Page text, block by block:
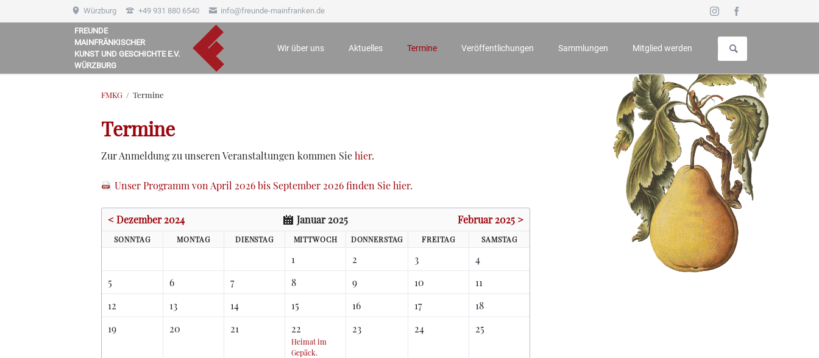
Würzburg +49 931 880 6540 info@freunde-mainfranken.de
FREUNDE
MAINFRÄNKISCHER
KUNST UND GESCHICHTE E.V.
WÜRZBURG
überspringen
Wir über uns Aktuelles Termine Veröffentlichungen
Mainfränkisches Jahrbuch für Geschichte und Kunst
Sammlungen Mitglied werden
FMKG Termine
Termine
Zur Anmeldung zu unseren Veranstaltungen kommen Siehier.
Unser Programm von April 2026 bis September 2026 finden Sie hier.
< Dezember 2024 Januar 2025 Februar 2025 >
SONNTAG MONTAG DIENSTAG MITTWOCH DONNERSTAG FREITAG SAMSTAG
1 2 3
4
5
6 7 8 9 10
11
12
13 14 15 16 17
18
19
20 21 22
Heimat im
Gepäck.
23 24 25